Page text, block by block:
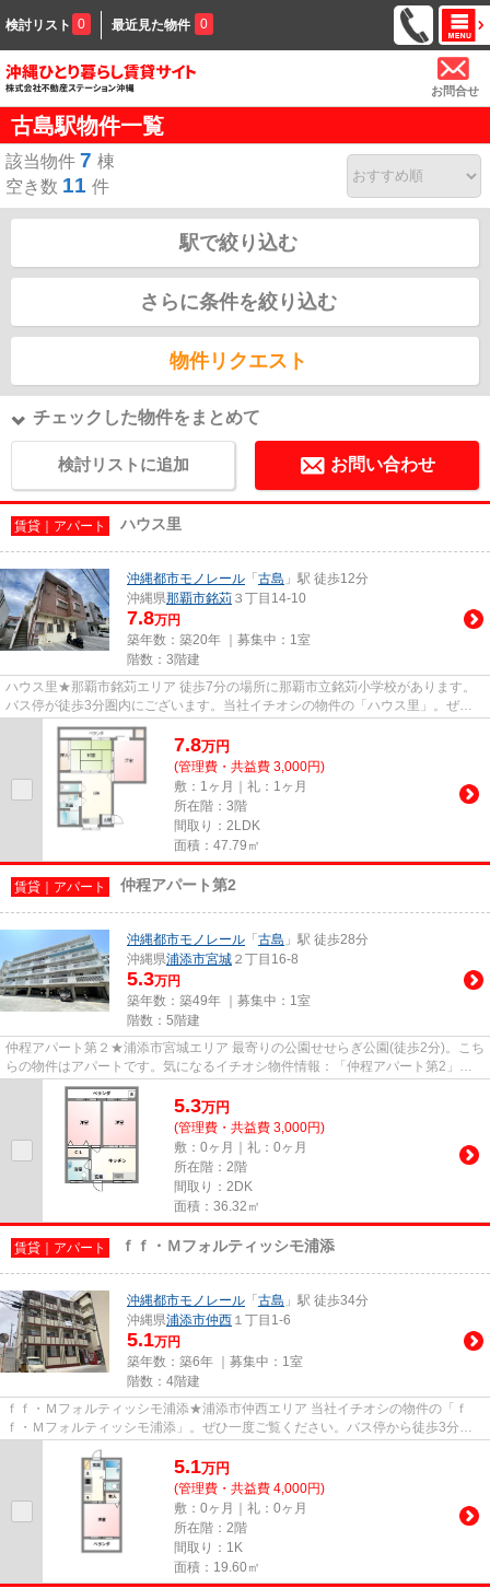
検討リスト 0 最近見た物件 0
お問合せ
古島駅物件一覧
該当物件 7 棟
空き数 11 件
駅で絞り込む
さらに条件を絞り込む
物件リクエスト
チェックした物件をまとめて
検討リストに追加 お問い合わせ
賃貸｜アパート ハウス里
沖縄都市モノレール 「 古島 」駅 徒歩12分
沖縄県那覇市銘苅 ３丁目14-10
7.8万円
築年数：築20年 ｜募集中： 1室
階数：3階建
ハウス里★那覇市銘苅エリア 徒歩7分の場所に那覇市立銘苅小学校があります。
バス停が徒歩3分圏内にございます。当社イチオシの物件の「ハウス里」。ぜひ
一度ご覧ください。不動産ステ...
7.8万円
(管理費・共益費 3,000円)
敷：1ヶ月｜礼：1ヶ月
所在階：3階
間取り：2LDK
面積：47.79㎡
賃貸｜アパート 仲程アパート第2
沖縄都市モノレール 「 古島 」駅 徒歩28分
沖縄県浦添市宮城 ２丁目16-8
5.3万円
築年数：築49年 ｜募集中： 1室
階数：5階建
仲程アパート第２★浦添市宮城エリア 最寄りの公園せせらぎ公園(徒歩2分)。こち
らの物件はアパートです。気になるイチオシ物件情報：「仲程アパート第2」。
沖縄都市モノレール古島周辺...
5.3万円
(管理費・共益費 3,000円)
敷：0ヶ月｜礼：0ヶ月
所在階：2階
間取り：2DK
面積：36.32㎡
賃貸｜アパート ｆｆ・Ｍフォルティッシモ浦添
沖縄都市モノレール 「 古島 」駅 徒歩34分
沖縄県浦添市仲西 １丁目1-6
5.1万円
築年数：築6年 ｜募集中： 1室
階数：4階建
ｆｆ・Ｍフォルティッシモ浦添★浦添市仲西エリア 当社イチオシの物件の「ｆ
ｆ・Ｍフォルティッシモ浦添」。ぜひ一度ご覧ください。バス停から徒歩3分以
内で移動にあまり時間がかかりま...
5.1万円
(管理費・共益費 4,000円)
敷：0ヶ月｜礼：0ヶ月
所在階：2階
間取り：1K
面積：19.60㎡